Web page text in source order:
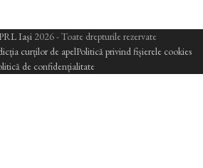
Iași2026 - Toate drepturile rezervate
curților de apelPolitică privind fișierele cookies
de confidențialitate